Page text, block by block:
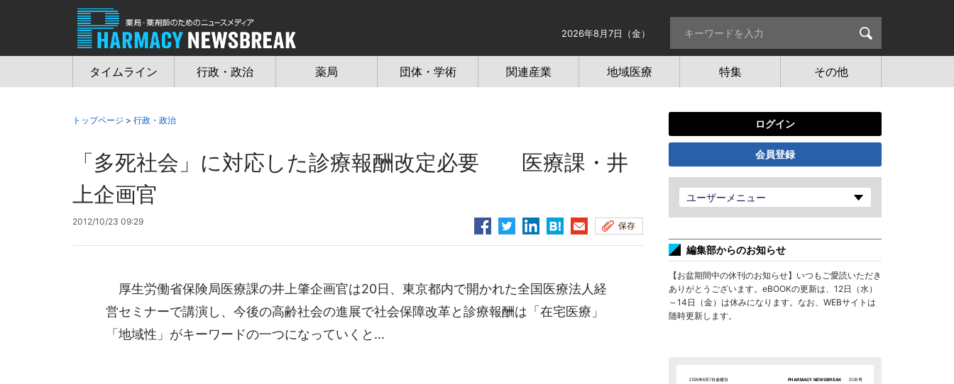
2026年8月7日（金）
タイムライン 行政・政治 薬局 団体・学術 関連産業 地域医療 特集 その他
トップページ > 行政・政治
「多死社会」に対応した診療報酬改定必要 医療課・井
上企画官
2012/10/23 09:29 保存
厚生労働省保険局医療課の井上肇企画官は20日、東京都内で開かれた全国医療法人経
営セミナーで講演し、今後の高齢社会の進展で社会保障改革と診療報酬は「在宅医療」
「地域性」がキーワードの一つになっていくと...
ログイン
会員登録
ユーザーメニュー
編集部からのお知らせ
【お盆期間中の休刊のお知らせ】いつもご愛読いただき
ありがとうございます。eBOOKの更新は、12日（水）
～14日（金）は休みになります。なお、WEBサイトは
随時更新します。